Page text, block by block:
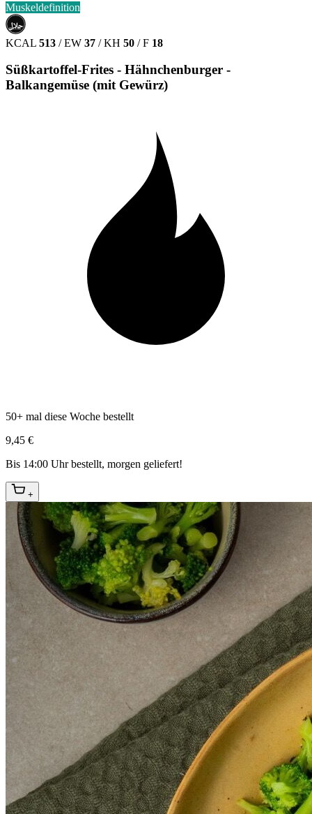
Muskeldefinition
حلال
HALAL
KCAL 513 / EW 37 / KH 50 / F 18
Süßkartoffel-Frites - Hähnchenburger -
Balkangemüse (mit Gewürz)
50+ mal diese Woche bestellt
9,45 €
Bis 14:00 Uhr bestellt, morgen geliefert!
+